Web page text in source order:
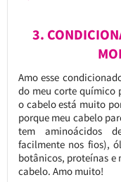
3.
Amo esse
do meu corte químico
o cabelo está muito
porque meu cabelo
tem aminoácidos
facilmente nos fios),
botânicos, proteínas e
cabelo. Amo muito!